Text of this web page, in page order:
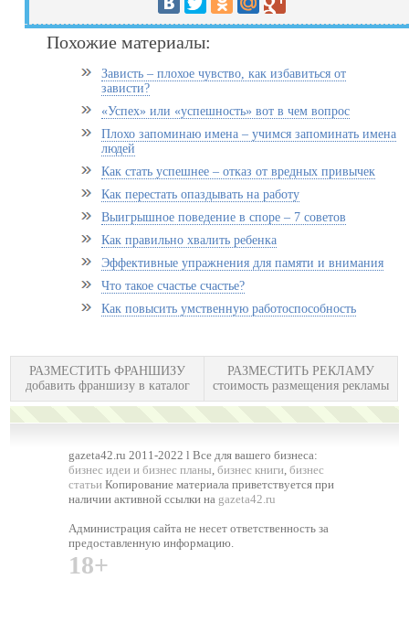
Похожие материалы:
Зависть – плохое чувство, как избавиться от
зависти?
«Успех» или «успешность» вот в чем вопрос
Плохо запоминаю имена – учимся запоминать имена
людей
Как стать успешнее – отказ от вредных привычек
Как перестать опаздывать на работу
Выигрышное поведение в споре – 7 советов
Как правильно хвалить ребенка
Эффективные упражнения для памяти и внимания
Что такое счастье счастье?
Как повысить умственную работоспособность
РАЗМЕСТИТЬ ФРАНШИЗУ
добавить франшизу в каталог
РАЗМЕСТИТЬ РЕКЛАМУ
стоимость размещения рекламы
gazeta42.ru 2011-2022 l Все для вашего бизнеса:
бизнес идеи и бизнес планы,бизнес книги,бизнес
статьи Копирование материала приветствуется при
наличии активной ссылки на gazeta42.ru
Администрация сайта не несет ответственность за
предоставленную информацию.
18+